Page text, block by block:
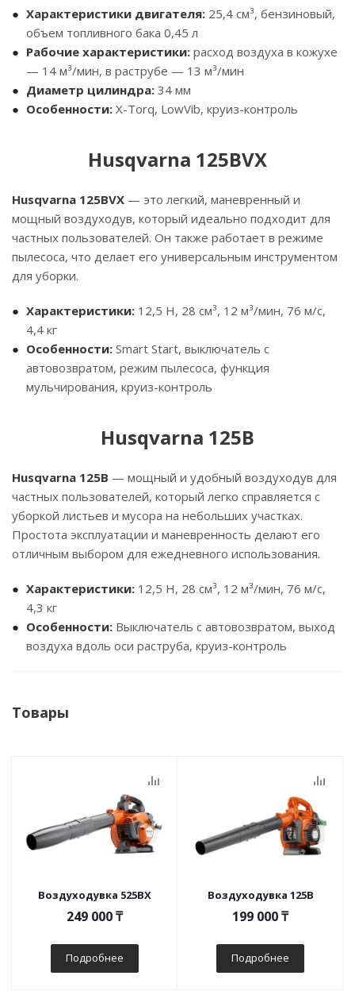
Характеристики двигателя: 25,4 см³, бензиновый,
объем топливного бака 0,45 л
Рабочие характеристики: расход воздуха в кожухе
— 14 м³/мин, в раструбе — 13 м³/мин
Диаметр цилиндра: 34 мм
Особенности: X-Torq, LowVib, круиз-контроль
Husqvarna 125BVX
Husqvarna 125BVX — это легкий, маневренный и
мощный воздуходув, который идеально подходит для
частных пользователей. Он также работает в режиме
пылесоса, что делает его универсальным инструментом
для уборки.
Характеристики: 12,5 Н, 28 см³, 12 м³/мин, 76 м/с,
4,4 кг
Особенности: Smart Start, выключатель с
автовозвратом, режим пылесоса, функция
мульчирования, круиз-контроль
Husqvarna 125B
Husqvarna 125B — мощный и удобный воздуходув для
частных пользователей, который легко справляется с
уборкой листьев и мусора на небольших участках.
Простота эксплуатации и маневренность делают его
отличным выбором для ежедневного использования.
Характеристики: 12,5 Н, 28 см³, 12 м³/мин, 76 м/с,
4,3 кг
Особенности: Выключатель с автовозвратом, выход
воздуха вдоль оси раструба, круиз-контроль
Товары
Воздуходувка 525BX
249 000₸
Подробнее
Воздуходувка 125B
199 000₸
Подробнее